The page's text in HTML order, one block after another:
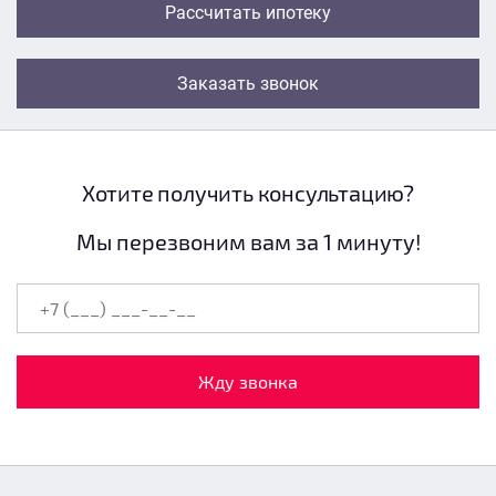
Рассчитать ипотеку
Заказать звонок
Хотите получить консультацию?
Мы перезвоним вам за 1 минуту!
Жду звонка